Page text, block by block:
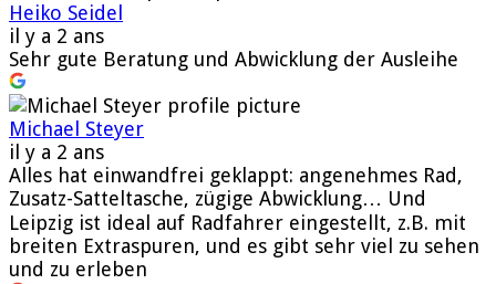
Heiko Seidel
il y a 2 ans
Sehr gute Beratung und Abwicklung der Ausleihe
Michael Steyer
il y a 2 ans
Alles hat einwandfrei geklappt: angenehmes Rad,
Zusatz-Satteltasche, zügige Abwicklung… Und
Leipzig ist ideal auf Radfahrer eingestellt, z.B. mit
breiten Extraspuren, und es gibt sehr viel zu sehen
und zu erleben